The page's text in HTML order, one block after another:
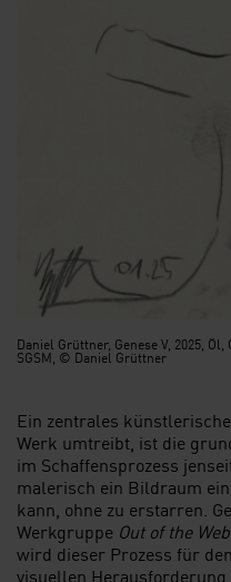
Daniel Grüttner, Genese V, 2025,
SGSM, © Daniel Grüttner
Ein zentrales
Werk umtreibt, ist die
im Schaffensprozess
malerisch ein Bildraum
kann, ohne zu erstarren.
Werkgruppe Out of the Web
wird dieser Prozess für
visuellen